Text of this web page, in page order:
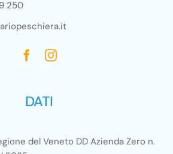
250
DATI
del Veneto DD Azienda Zero n.